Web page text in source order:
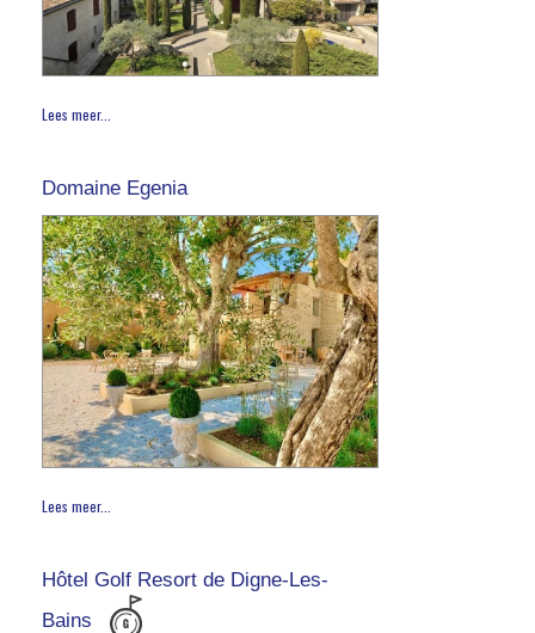
Lees meer...
Domaine Egenia
Lees meer...
Hôtel Golf Resort de Digne-Les-
Bains